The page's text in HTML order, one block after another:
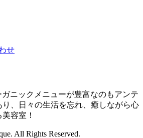
せ
ニックメニューが豊富なのもアンテ
り、日々の生活を忘れ、癒しながら心
容室！
All Rights Reserved.